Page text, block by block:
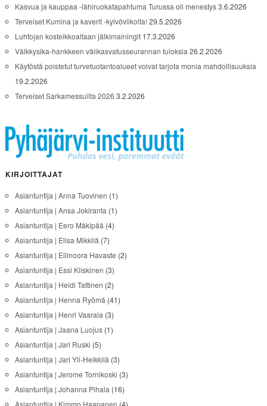
Kasvua ja kauppaa -lähiruokatapahtuma Turussa oli menestys3.6.2026
Terveiset Kumina ja kaverit -kylvöviikolta!29.5.2026
Luhtojan kosteikkoaltaan jälkimainingit 17.3.2026
Välkkysika-hankkeen välikasvatusseurannan tuloksia 26.2.2026
Käytöstä poistetut turvetuotantoalueet voivat tarjota monia mahdollisuuksia
19.2.2026
Terveiset Sarkamessuilta 2026 3.2.2026
KIRJOITTAJAT
Asiantuntija | Anna Tuovinen (1)
Asiantuntija | Ansa Jokiranta (1)
Asiantuntija | Eero Mäkipää (4)
Asiantuntija | Elisa Mikkilä (7)
Asiantuntija | Ellinoora Havaste (2)
Asiantuntija | Essi Kiiskinen (3)
Asiantuntija | Heidi Tattinen (2)
Asiantuntija | Henna Ryömä (41)
Asiantuntija | Henri Vaarala (3)
Asiantuntija | Jaana Luojus(1)
Asiantuntija | Jari Ruski (5)
Asiantuntija | Jari Yli-Heikkilä (3)
Asiantuntija | Jerome Tornikoski (3)
Asiantuntija | Johanna Pihala (16)
Asiantuntija | Kimmo Haapanen (4)